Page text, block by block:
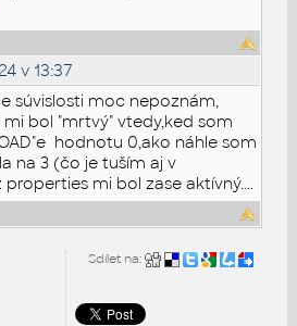
v 13:37
súvislosti moc nepoznám,
bol "mrtvý" vtedy,ked som
hodnotu 0,ako náhle som
na 3 (čo je tuším aj v
mi bol zase aktívný....
Sdílet na: